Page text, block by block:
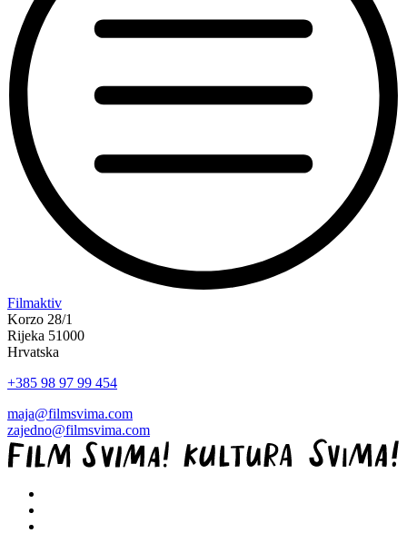
“Koke
svima
—
inkluzivna
svima
Kino
Mediteran
projekcija
u
kinu
Bačvice”
Filmaktiv
Korzo 28/1
Rijeka 51000
Hrvatska
+385 98 97 99 454
maja@filmsvima.com
zajedno@filmsvima.com